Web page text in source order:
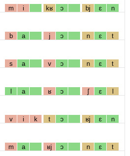
m i kʁ ɔ bj ɛ n
b a j ɔ n ɛ t
s a v ɔ n ɛ t
l a ʁ ɔ ʃ ɛ l
v i k t ɔ ʁj ɛ n
m a ʁj ɔ n ɛ t